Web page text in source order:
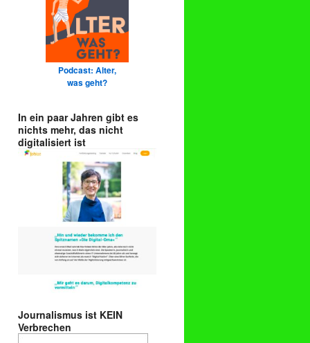
Podcast: Alter,
was geht?
In ein paar Jahren gibt es
nichts mehr, das nicht
digitalisiert ist
Journalismus ist KEIN
Verbrechen